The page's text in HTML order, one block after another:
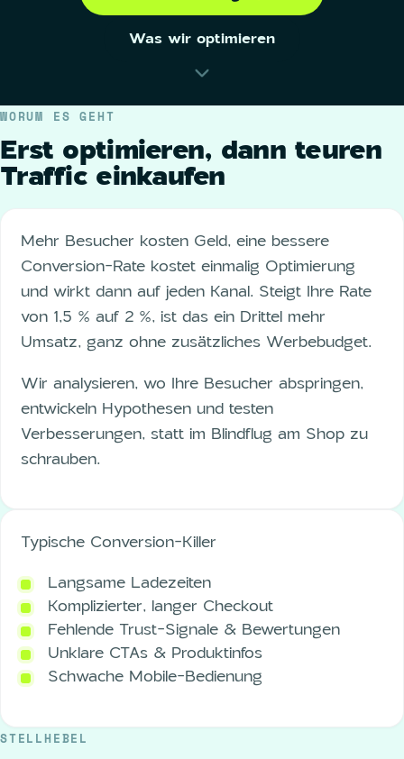
Was wir optimieren
WORUM ES GEHT
Erst optimieren, dann teuren
Traffic einkaufen
Mehr Besucher kosten Geld, eine bessere
Conversion-Rate kostet einmalig Optimierung
und wirkt dann auf jeden Kanal. Steigt Ihre Rate
von 1,5 % auf 2 %, ist das ein Drittel mehr
Umsatz, ganz ohne zusätzliches Werbebudget.
Wir analysieren, wo Ihre Besucher abspringen,
entwickeln Hypothesen und testen
Verbesserungen, statt im Blindflug am Shop zu
schrauben.
Typische Conversion-Killer
Langsame Ladezeiten
Komplizierter, langer Checkout
Fehlende Trust-Signale & Bewertungen
Unklare CTAs & Produktinfos
Schwache Mobile-Bedienung
STELLHEBEL